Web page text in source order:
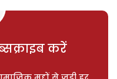
करें